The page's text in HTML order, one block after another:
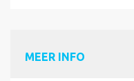
MEER INFO